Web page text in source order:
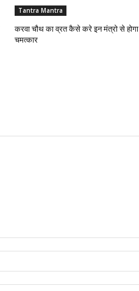
Tantra Mantra
करवा चौथ का व्रत कैसे करे इन मंत्रो से होगा
चमत्कार